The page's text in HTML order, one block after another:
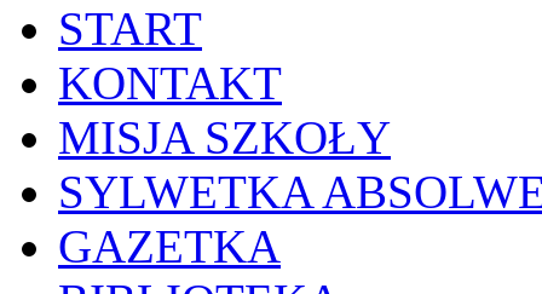
START
KONTAKT
MISJA SZKOŁY
SYLWETKA
GAZETKA